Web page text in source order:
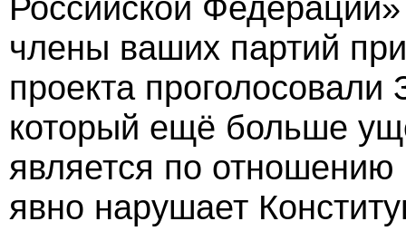
члены ваших партий
проекта проголосовали
который ещё больше
является по
явно нарушает